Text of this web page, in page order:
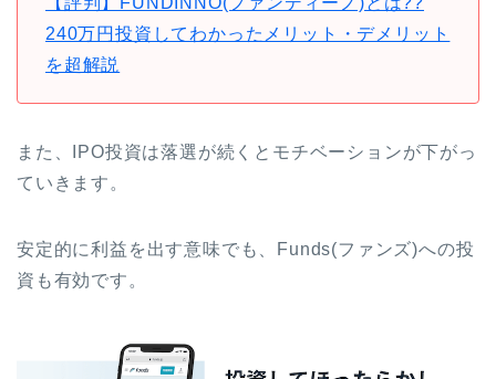
240万円投資してわかったメリット・デメリット
を超解説
また、IPO投資は落選が続くとモチベーションが下がっ
ていきます。
安定的に利益を出す意味でも、Funds(ファンズ)への投
資も有効です。